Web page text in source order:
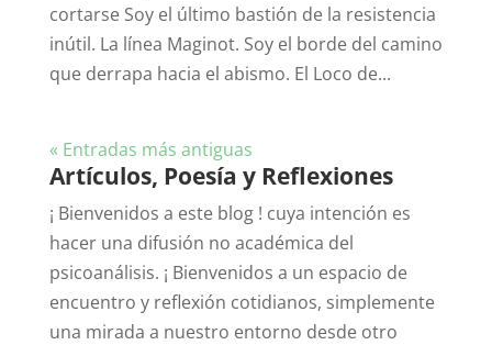
cortarse Soy el último bastión de la resistencia
inútil. La línea Maginot. Soy el borde del camino
que derrapa hacia el abismo. El Loco de...
« Entradas más antiguas
Artículos, Poesía y Reflexiones
¡ Bienvenidos a este blog ! cuya intención es
hacer una difusión no académica del
psicoanálisis. ¡ Bienvenidos a un espacio de
encuentro y reflexión cotidianos, simplemente
una mirada a nuestro entorno desde otro